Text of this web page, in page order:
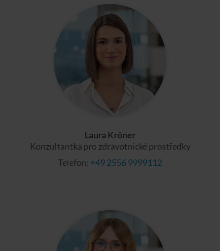
Laura Kröner
Konzultantka pro zdravotnické prostředky
Telefon: +49 2556 9999112